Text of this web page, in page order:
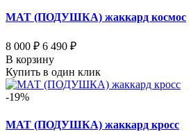
МАТ (ПОДУШКА) жаккард космос
8 000 ₽ 6 490 ₽
В корзину
Купить в один клик
-19%
МАТ (ПОДУШКА) жаккард кросс